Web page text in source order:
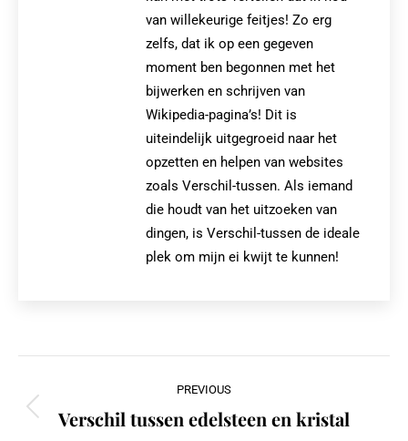
van willekeurige feitjes! Zo erg
zelfs, dat ik op een gegeven
moment ben begonnen met het
bijwerken en schrijven van
Wikipedia-pagina’s! Dit is
uiteindelijk uitgegroeid naar het
opzetten en helpen van websites
zoals Verschil-tussen. Als iemand
die houdt van het uitzoeken van
dingen, is Verschil-tussen de ideale
plek om mijn ei kwijt te kunnen!
navigation
PREVIOUS
Previous
Verschil tussen edelsteen en kristal